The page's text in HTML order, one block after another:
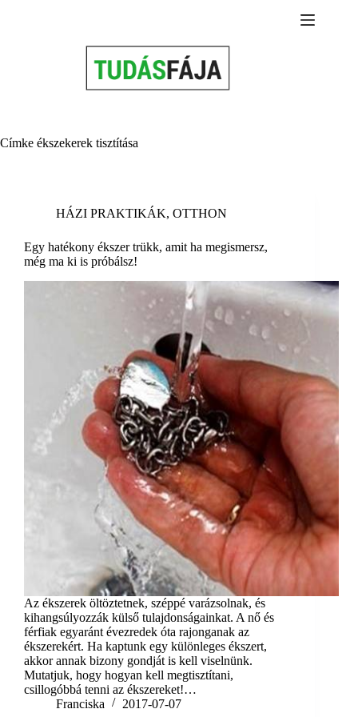
Címke ékszekerek tisztítása
HÁZI PRAKTIKÁK, OTTHON
Egy hatékony ékszer trükk, amit ha megismersz,
még ma ki is próbálsz!
Az ékszerek öltöztetnek, széppé varázsolnak, és
kihangsúlyozzák külső tulajdonságainkat. A nő és
férfiak egyaránt évezredek óta rajonganak az
ékszerekért. Ha kaptunk egy különleges ékszert,
akkor annak bizony gondját is kell viselnünk.
Mutatjuk, hogy hogyan kell megtisztítani,
csillogóbbá tenni az ékszereket!…
Franciska
2017-07-07